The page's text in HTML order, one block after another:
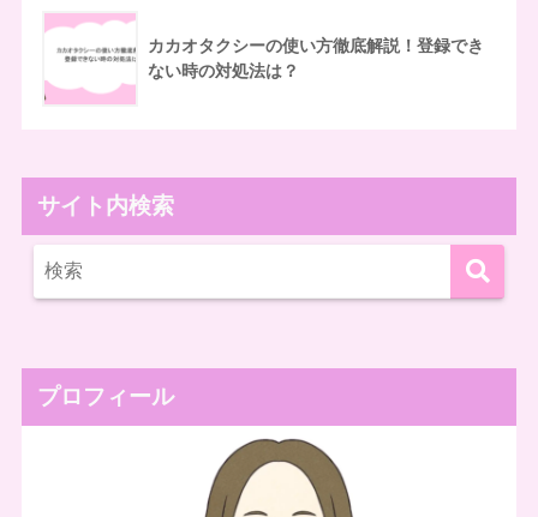
カカオタクシーの使い方徹底解説！登録でき
ない時の対処法は？
サイト内検索
プロフィール